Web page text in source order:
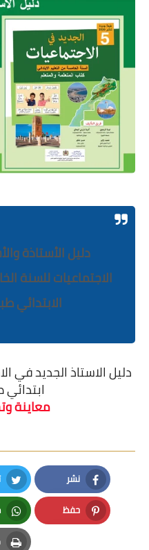
دليل الأستاذة
الابتدائي
دليل الاستاذ الجديد في
ابتدائي
معاينة
نشر
Facebook
حفظ
Pinterest